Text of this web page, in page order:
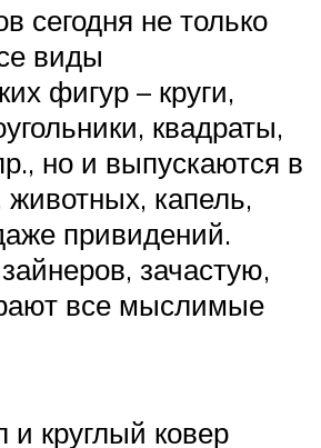
сегодня не только
виды
фигур – круги,
квадраты,
но и выпускаются в
животных, капель,
привидений.
зачастую,
все мыслимые
и круглый ковер